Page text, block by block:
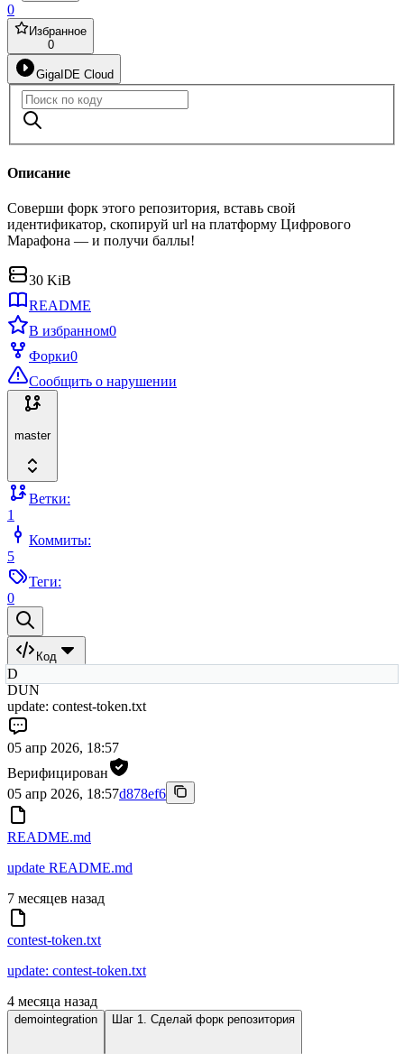
0
Избранное
0
GigaIDE Cloud
Описание
Соверши форк этого репозитория, вставь свой
идентификатор, скопируй url на платформу Цифрового
Марафона — и получи баллы!
30 KiB
README
В избранном0
Форки0
Сообщить о нарушении
master
Ветки:
1
Коммиты:
5
Теги:
0
Код
D
DUN
update: contest-token.txt
05 апр 2026, 18:57
Верифицирован
05 апр 2026, 18:57d878ef6
README.md
update README.md
7 месяцев назад
contest-token.txt
update: contest-token.txt
4 месяца назад
demointegration Шаг 1. Сделай форк репозитория